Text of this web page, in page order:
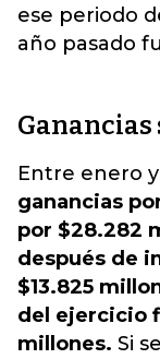
ese periodo
año pasado
Entre enero
ganancias
por $28.282
después de
$13.825
del ejercicio
millones. Si